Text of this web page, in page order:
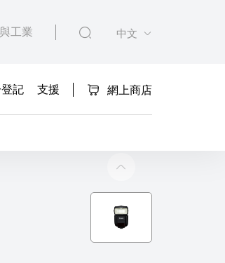
工業 中文
記 支援 網上商店